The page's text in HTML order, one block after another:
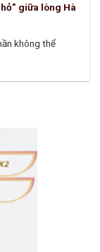
giữa lòng Hà
không thể